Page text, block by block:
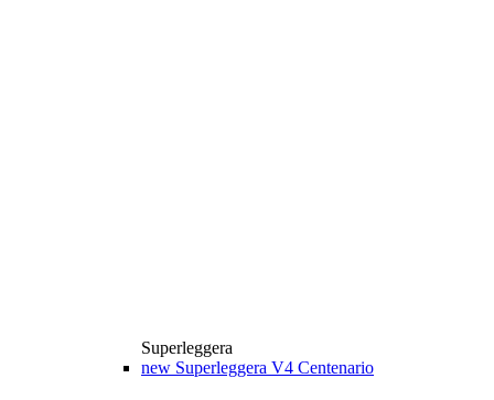
Superleggera
new Superleggera V4 Centenario